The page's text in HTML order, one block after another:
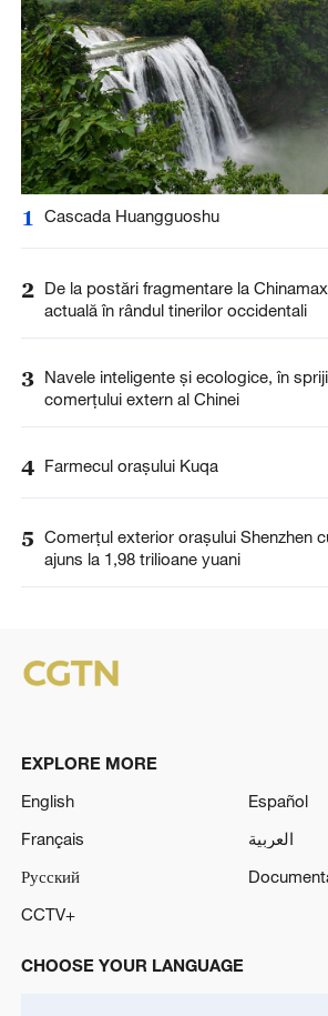
1 Cascada Huangguoshu
2 De la postări fragmentare la
actuală în rândul tinerilor occidentali
3 Navele inteligente și ecologice, în
comerțului extern al Chinei
4 Farmecul orașului Kuqa
5 Comerțul exterior orașului Shenzhen
ajuns la 1,98 trilioane yuani
EXPLORE MORE
English
Español
Français
العربية
Русский
CCTV+
CHOOSE YOUR LANGUAGE